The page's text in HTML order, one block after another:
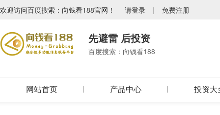
欢迎访问百度搜索：向钱看188官网！ 请登录 | 免费注册
先避雷 后投资
百度搜索：向钱看188
网站首页 产品中心 投资大